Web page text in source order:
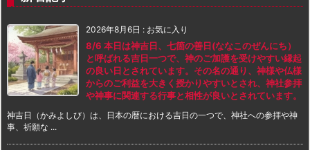
2026年8月6日 : お気に入り
8/6 本日は神吉日、七箇の善日(ななこのぜんにち）
と呼ばれる吉日一つで、神のご加護を受けやすい縁起
の良い日とされています。その名の通り、神様や仏様
からのご利益を大きく授かりやすいとされ、神社参拝
や神事に関連する行事と相性が良いとされています。
神吉日（かみよしび）は、日本の暦における吉日の一つで、神社への参拝や神
事、祈願な ...